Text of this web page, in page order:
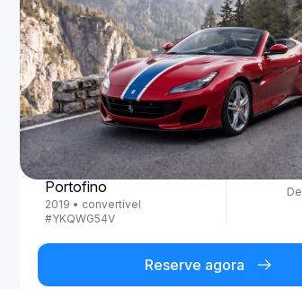
Ferrari
Portofino
2019 • convertível
#YKQWG54V
De
Reserve agora